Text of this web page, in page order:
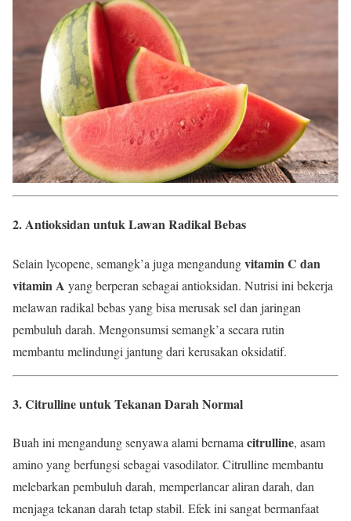
2. Antioksidan untuk Lawan Radikal Bebas
Selain lycopene, semangk’a juga mengandungvitamin C dan
vitamin A yang berperan sebagai antioksidan. Nutrisi ini bekerja
melawan radikal bebas yang bisa merusak sel dan jaringan
pembuluh darah. Mengonsumsi semangk’a secara rutin
membantu melindungi jantung dari kerusakan oksidatif.
3. Citrulline untuk Tekanan Darah Normal
Buah ini mengandung senyawa alami bernama citrulline, asam
amino yang berfungsi sebagai vasodilator. Citrulline membantu
melebarkan pembuluh darah, memperlancar aliran darah, dan
menjaga tekanan darah tetap stabil. Efek ini sangat bermanfaat